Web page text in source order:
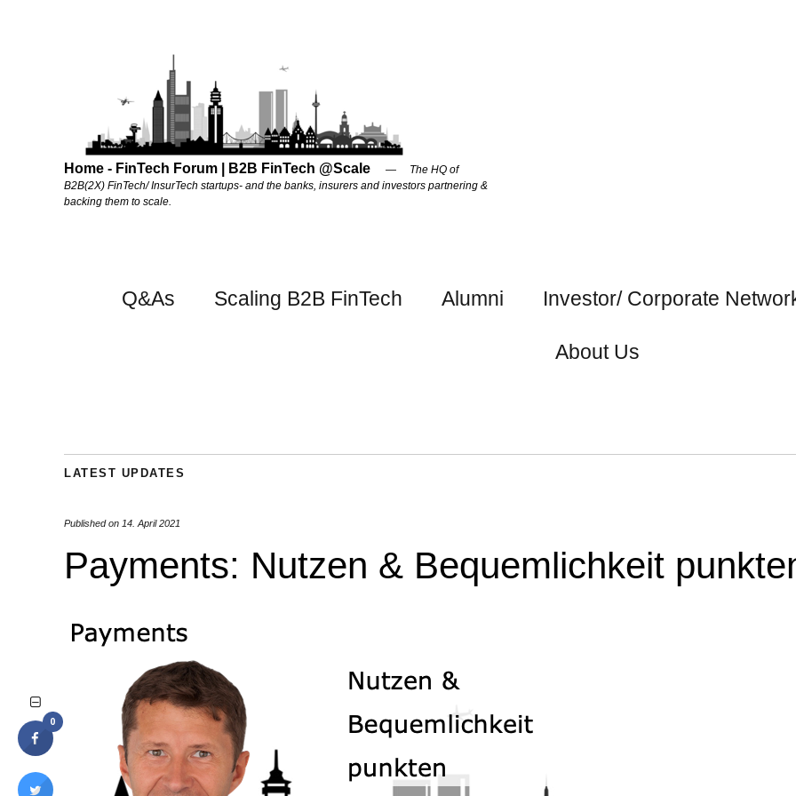
Home - FinTech Forum | B2B FinTech @Scale
The HQ of
B2B(2X) FinTech/ InsurTech startups- and the banks, insurers and investors partnering &
backing them to scale.
Q&As Scaling B2B FinTech Alumni Investor/ Corporate
About Us
LATEST UPDATES
Published on 14. April 2021
Payments: Nutzen & Bequemlichkeit
0